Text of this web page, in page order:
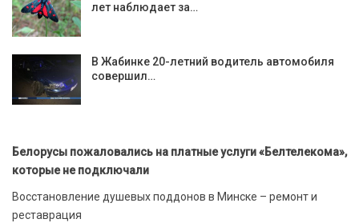
лет наблюдает за…
В Жабинке 20-летний водитель автомобиля
совершил…
Белорусы пожаловались на платные услуги «Белтелекома»,
которые не подключали
Восстановление душевых поддонов в Минске – ремонт и
реставрация